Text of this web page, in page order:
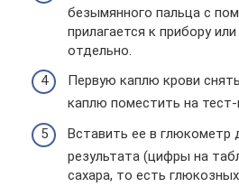
безымянного пальца с
прилагается к прибору
отдельно.
Первую каплю крови
каплю поместить на тест-
Вставить ее в глюкометр
результата (цифры на
сахара, то есть